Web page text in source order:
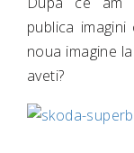
publica imagini
noua imagine
aveti?